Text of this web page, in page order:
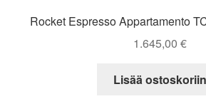
Rocket Espresso Appartamento
1.645,00 €
Lisää ostoskoriin